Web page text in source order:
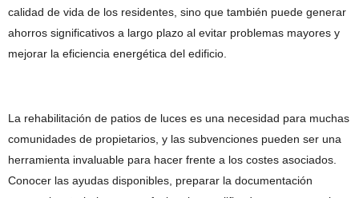
calidad de vida de los residentes, sino que también puede generar
ahorros significativos a largo plazo al evitar problemas mayores y
mejorar la eficiencia energética del edificio.
La rehabilitación de patios de luces es una necesidad para muchas
comunidades de propietarios, y las subvenciones pueden ser una
herramienta invaluable para hacer frente a los costes asociados.
Conocer las ayudas disponibles, preparar la documentación